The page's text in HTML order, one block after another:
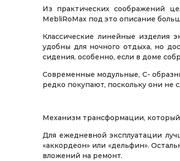
Из практических соображений
MebliRoMax под это описание
Классические линейные изделия
удобны для ночного отдыха, но
сидения, особенно, если в доме
Современные модульные, С-
редко покупают, поскольку они не
Механизм трансформации,
Для ежедневной эксплуатации
«аккордеон» или «дельфин».
вложений на ремонт.